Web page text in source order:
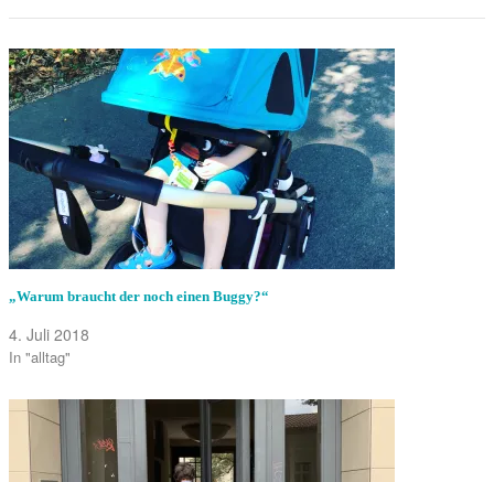
„Warum braucht der noch einen Buggy?“
4. Juli 2018
In "alltag"